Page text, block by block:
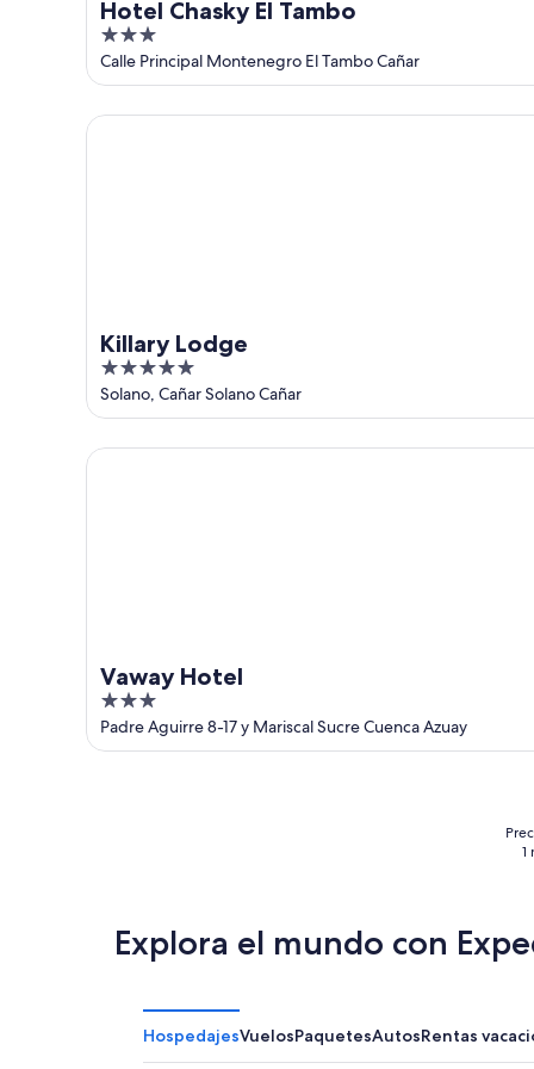
Hotel Chasky El Tambo
3
out
of
5
Calle Principal Montenegro El Tambo Cañar
Killary Lodge
5
out
of
5
Solano, Cañar Solano Cañar
Killary Lodge
Vaway Hotel
3
out
of
Padre Aguirre 8-17 y Mariscal Sucre Cuenca Azuay
Vaway Hotel
1
Explora el mundo con
HospedajesVuelosPaquetesAutosRentas